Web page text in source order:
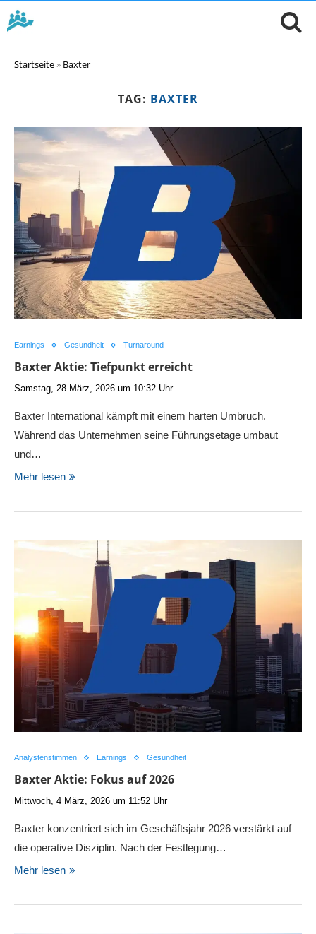
Startseite» Baxter
TAG: BAXTER
Earnings Gesundheit Turnaround
Baxter Aktie: Tiefpunkt erreicht
Samstag, 28 März, 2026 um 10:32 Uhr
Baxter International kämpft mit einem harten Umbruch.
Während das Unternehmen seine Führungsetage umbaut
und…
Mehr lesen
Analystenstimmen Earnings Gesundheit
Baxter Aktie: Fokus auf 2026
Mittwoch, 4 März, 2026 um 11:52 Uhr
Baxter konzentriert sich im Geschäftsjahr 2026 verstärkt auf
die operative Disziplin. Nach der Festlegung…
Mehr lesen